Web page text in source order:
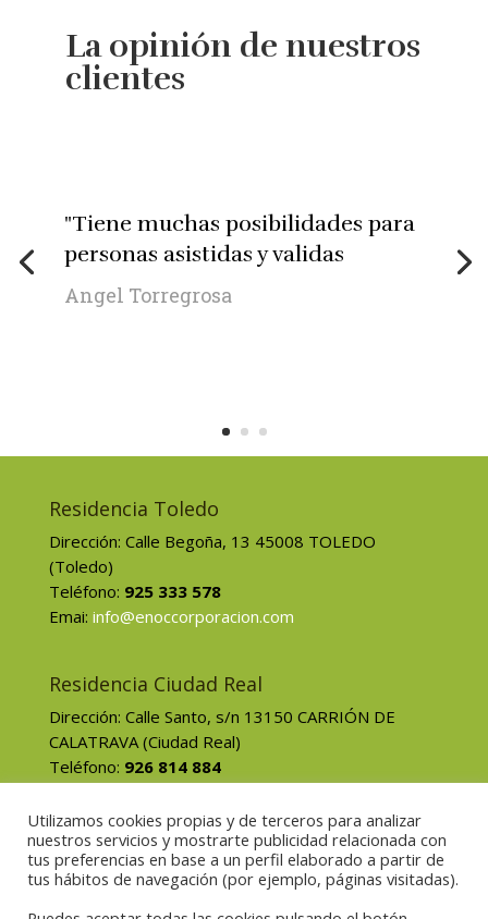
La opinión de nuestros
clientes
"Tiene muchas posibilidades para
personas asistidas y validas
Angel Torregrosa
Residencia Toledo
Dirección: Calle Begoña, 13 45008 TOLEDO
(Toledo)
Teléfono: 925 333 578
Emai: info@enoccorporacion.com
Residencia Ciudad Real
Dirección: Calle Santo, s/n 13150 CARRIÓN DE
CALATRAVA (Ciudad Real)
Teléfono: 926 814 884
Utilizamos cookies propias y de terceros para analizar
nuestros servicios y mostrarte publicidad relacionada con
tus preferencias en base a un perfil elaborado a partir de
tus hábitos de navegación (por ejemplo, páginas visitadas).